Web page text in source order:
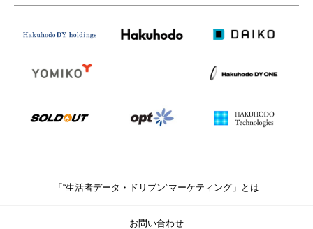
「“生活者データ・ドリブン”マーケティング」とは
お問い合わせ